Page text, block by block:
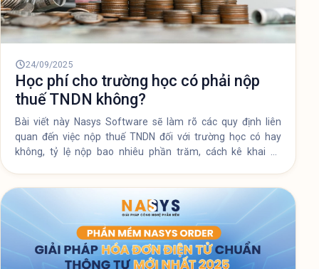
24/09/2025
Học phí cho trường học có phải nộp
thuế TNDN không?
Bài viết này Nasys Software sẽ làm rõ các quy định liên
quan đến việc nộp thuế TNDN đối với trường học có hay
không, tỷ lệ nộp bao nhiêu phần trăm, cách kê khai và